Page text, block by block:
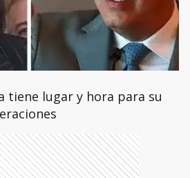
tiene lugar y hora para su